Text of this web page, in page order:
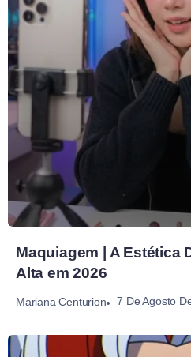
Maquiagem | A Estética
Alta em 2026
Mariana Centurion 7 De Agosto